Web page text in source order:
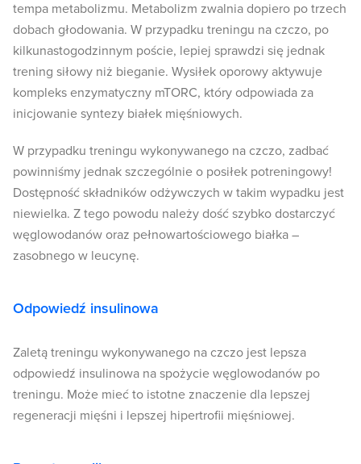
tempa metabolizmu. Metabolizm zwalnia dopiero po trzech
dobach głodowania. W przypadku treningu na czczo, po
kilkunastogodzinnym poście, lepiej sprawdzi się jednak
trening siłowy niż bieganie. Wysiłek oporowy aktywuje
kompleks enzymatyczny mTORC, który odpowiada za
inicjowanie syntezy białek mięśniowych.
W przypadku treningu wykonywanego na czczo, zadbać
powinniśmy jednak szczególnie o posiłek potreningowy!
Dostępność składników odżywczych w takim wypadku jest
niewielka. Z tego powodu należy dość szybko dostarczyć
węglowodanów oraz pełnowartościowego białka –
zasobnego w leucynę.
Odpowiedź insulinowa
Zaletą treningu wykonywanego na czczo jest lepsza
odpowiedź insulinowa na spożycie węglowodanów po
treningu. Może mieć to istotne znaczenie dla lepszej
regeneracji mięśni i lepszej hipertrofii mięśniowej.